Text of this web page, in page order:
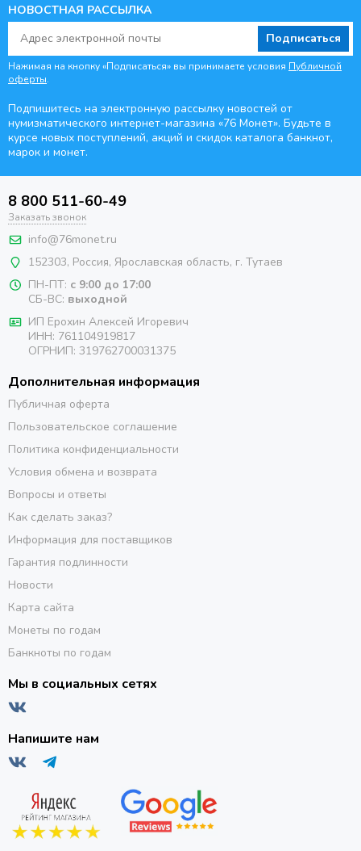
НОВОСТНАЯ РАССЫЛКА
Подписаться
Нажимая на кнопку «Подписаться» вы принимаете условия Публичной
оферты.
Подпишитесь на электронную рассылку новостей от
нумизматического интернет-магазина «76 Монет». Будьте в
курсе новых поступлений, акций и скидок каталога банкнот,
марок и монет.
8 800 511-60-49
Заказать звонок
info@76monet.ru
152303, Россия, Ярославская область, г. Тутаев
ПН-ПТ: с 9:00 до 17:00
СБ-ВС: выходной
ИП Ерохин Алексей Игоревич
ИНН: 761104919817
ОГРНИП: 319762700031375
Дополнительная информация
Публичная оферта
Пользовательское соглашение
Политика конфиденциальности
Условия обмена и возврата
Вопросы и ответы
Как сделать заказ?
Информация для поставщиков
Гарантия подлинности
Новости
Карта сайта
Монеты по годам
Банкноты по годам
Мы в социальных сетях
Напишите нам